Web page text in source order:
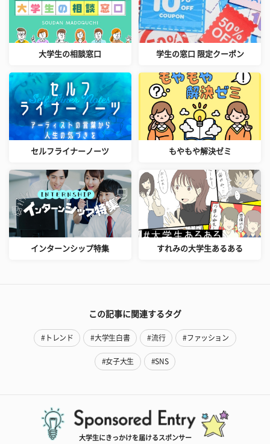
大学生の相談窓口 学生の窓口 限定クーポン
セルフライナーノーツ もやもや解決ゼミ
インターンシップ特集 すれみの大学生あるある
この記事に関連するタグ
#トレンド #大学生白書 #流行 #ファッション
#女子大生 #SNS
大学生にきっかけを届けるスポンサー